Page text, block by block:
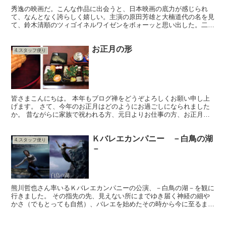
秀逸の映画だ。こんな作品に出会うと、日本映画の底力が感じられ
て、なんとなく誇らしく嬉しい。主演の原田芳雄と大楠道代の名を見
て、鈴木清順のツィゴイネルワイゼンをボォーッと思い出した。二人
4.スタッフ便り お正月の形
皆さまこんにちは。 本年もブログ禅をどうぞよろしくお願い申し上
げます。 さて、今年のお正月はどのようにお過ごしになられました
か。 昔ながらに家族で祝われる方、元日よりお仕事の方、お正月だ
4.スタッフ便り
Ｋバレエカンパニー －白鳥の湖
－
熊川哲也さん率いるＫバレエカンパニーの公演、－白鳥の湖－を観に
行きました。 その指先の先、見えない所にまでゆき届く神経の細や
かさ（でもとっても自然）、バレエを始めたその時から今に至るまで